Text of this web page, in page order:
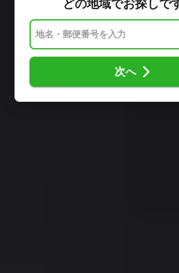
どの地域でお探しで
次へ